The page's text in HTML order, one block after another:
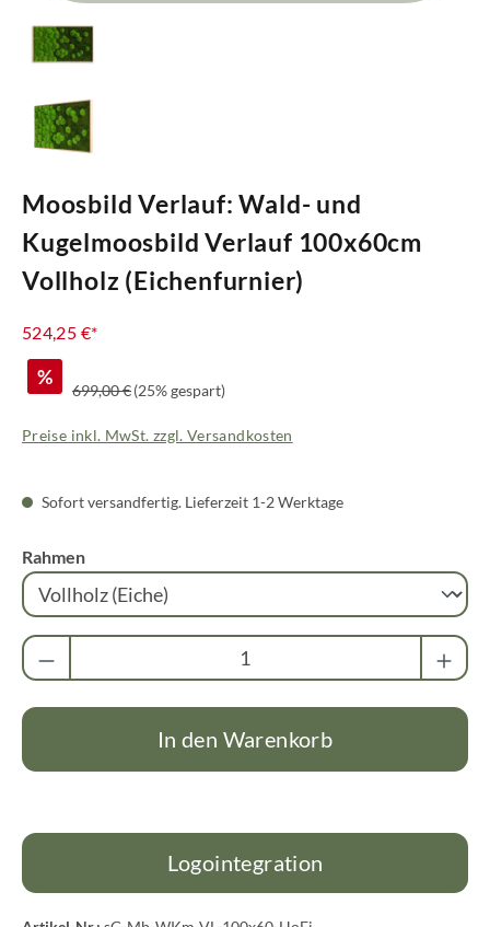
Moosbild Verlauf: Wald- und
Kugelmoosbild Verlauf 100x60cm
Vollholz (Eichenfurnier)
524,25 €*
%
Regulärer Preis:
699,00 €(25% gespart)
Preise inkl. MwSt. zzgl. Versandkosten
Sofort versandfertig. Lieferzeit 1-2 Werktage
Rahmenauswählen
Produkt Anzahl: Gib den gewünschten Wert
In den Warenkorb
Logointegration